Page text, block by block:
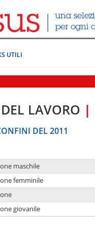
UTILI
LAVORO |
DEL 2011
maschile
femminile
giovanile